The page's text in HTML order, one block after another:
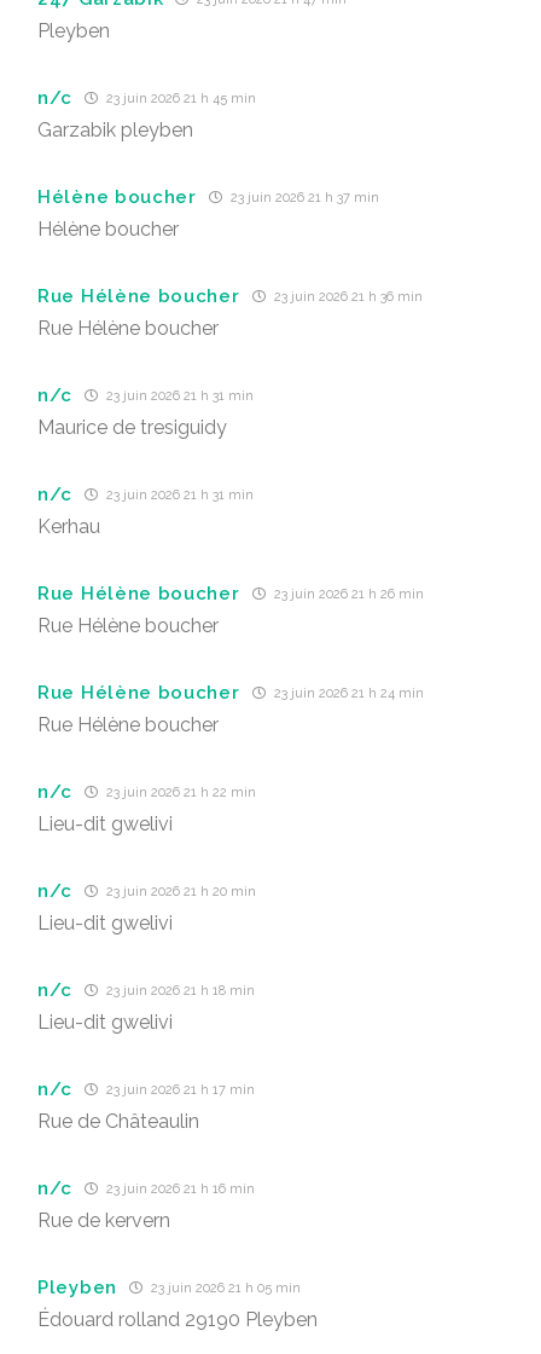
Pleyben
n/c 23 juin 2026 21 h 45 min
Garzabik pleyben
Hélène boucher 23 juin 2026 21 h 37 min
Hélène boucher
Rue Hélène boucher 23 juin 2026 21 h 36 min
Rue Hélène boucher
n/c 23 juin 2026 21 h 31 min
Maurice de tresiguidy
n/c 23 juin 2026 21 h 31 min
Kerhau
Rue Hélène boucher 23 juin 2026 21 h 26 min
Rue Hélène boucher
Rue Hélène boucher 23 juin 2026 21 h 24 min
Rue Hélène boucher
n/c 23 juin 2026 21 h 22 min
Lieu-dit gwelivi
n/c 23 juin 2026 21 h 20 min
Lieu-dit gwelivi
n/c 23 juin 2026 21 h 18 min
Lieu-dit gwelivi
n/c 23 juin 2026 21 h 17 min
Rue de Châteaulin
n/c 23 juin 2026 21 h 16 min
Rue de kervern
Pleyben 23 juin 2026 21 h 05 min
Édouard rolland 29190 Pleyben